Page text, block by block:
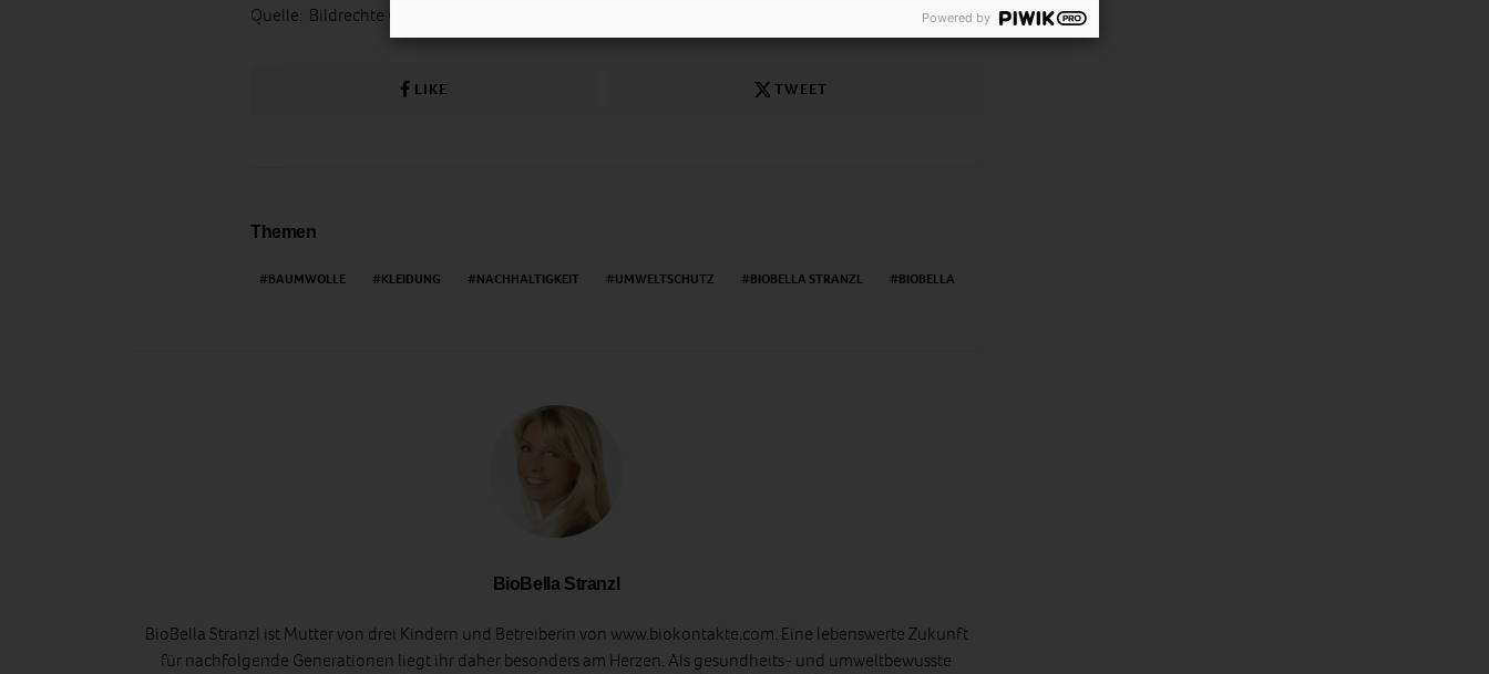
Quelle: Bildrechte ©
LIKE TWEET
Themen
BAUMWOLLE KLEIDUNG NACHHALTIGKEIT UMWELTSCHUTZ BIOBELLA STRANZL BIOBELLA
BioBella Stranzl
BioBella Stranzl ist Mutter von drei Kindern und Betreiberin von www.biokontakte.com. Eine lebenswerte Zukunft
für nachfolgende Generationen liegt ihr daher besonders am Herzen. Als gesundheits- und umweltbewusste
Powered by